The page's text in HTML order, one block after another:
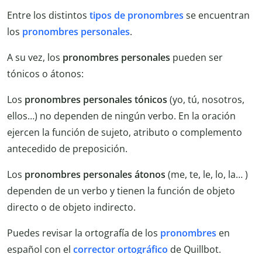
Entre los distintos tipos de pronombres se encuentran
los pronombres personales.
A su vez, los pronombres personales pueden ser
tónicos o átonos:
Los pronombres personales tónicos (yo, tú, nosotros,
ellos…) no dependen de ningún verbo. En la oración
ejercen la función de sujeto, atributo o complemento
antecedido de preposición.
Los pronombres personales átonos (me, te, le, lo, la… )
dependen de un verbo y tienen la función de objeto
directo o de objeto indirecto.
Puedes revisar la ortografía de los pronombres en
español con el corrector ortográfico de Quillbot.